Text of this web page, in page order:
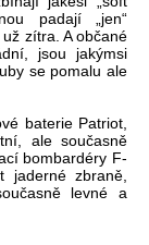
padají „jen“
zítra. A občané
jsou jakýmsi
se pomalu ale
baterie Patriot,
ale současně
bombardéry F-
zbraně,
levné a